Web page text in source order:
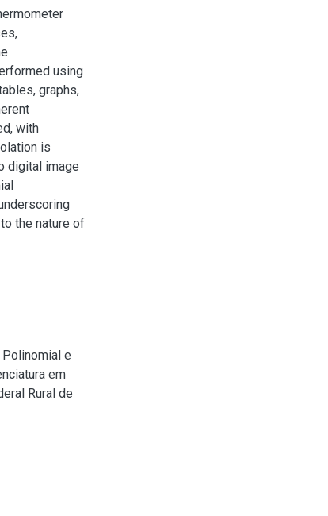
using
graphs,
with
is
digital image
the nature of
e
em
Rural de